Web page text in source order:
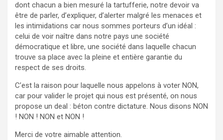
dont chacun a bien mesuré la tartufferie, notre devoir va
être de parler, d’expliquer, d’alerter malgré les menaces et
les intimidations car nous sommes porteurs d’un idéal :
celui de voir naître dans notre pays une société
démocratique et libre, une société dans laquelle chacun
trouve sa place avec la pleine et entière garantie du
respect de ses droits.
C’est la raison pour laquelle nous appelons à voter NON,
car pour valider le projet qui nous est présenté, on nous
propose un deal : béton contre dictature. Nous disons NON
! NON ! NON et NON !
Merci de votre aimable attention.